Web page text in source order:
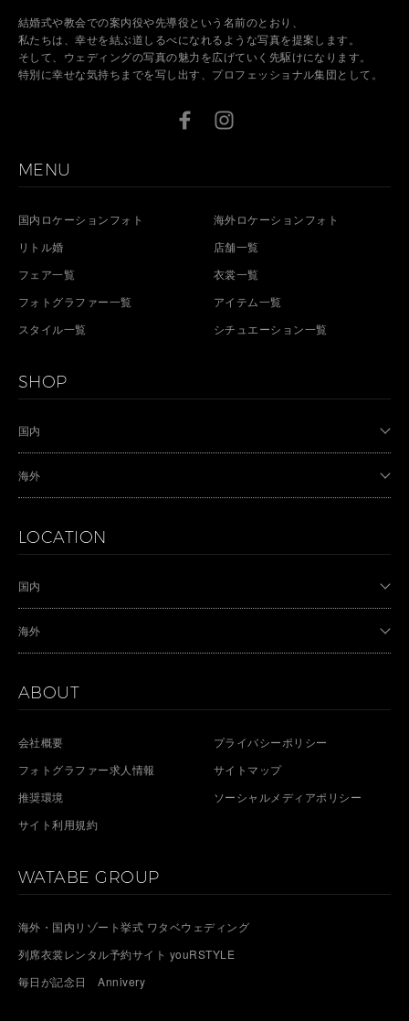
結婚式や教会での案内役や先導役という名前のとおり、
私たちは、幸せを結ぶ道しるべになれるような写真を提案します。
そして、ウェディングの写真の魅力を広げていく先駆けになります。
特別に幸せな気持ちまでを写し出す、プロフェッショナル集団として。
MENU
国内ロケーションフォト
海外ロケーションフォト
リトル婚
店舗一覧
フェア一覧
衣裳一覧
フォトグラファー一覧
アイテム一覧
スタイル一覧
シチュエーション一覧
SHOP
国内
海外
LOCATION
国内
海外
ABOUT
会社概要
プライバシーポリシー
フォトグラファー求人情報
サイトマップ
推奨環境
ソーシャルメディアポリシー
サイト利用規約
WATABE GROUP
海外・国内リゾート挙式 ワタベウェディング
列席衣裳レンタル予約サイト youRSTYLE
毎日が記念日 Annivery